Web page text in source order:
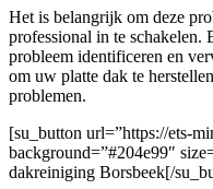
Het is belangrijk om deze
professional in te schakelen.
probleem identificeren en
om uw platte dak te
problemen.
[su_button url=”https://ets-
background=”#204e99″
dakreiniging Borsbeek[/